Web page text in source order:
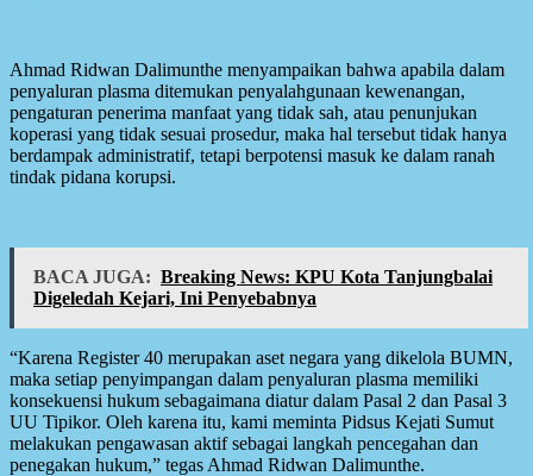
Ahmad Ridwan Dalimunthe menyampaikan bahwa apabila dalam
penyaluran plasma ditemukan penyalahgunaan kewenangan,
pengaturan penerima manfaat yang tidak sah, atau penunjukan
koperasi yang tidak sesuai prosedur, maka hal tersebut tidak hanya
berdampak administratif, tetapi berpotensi masuk ke dalam ranah
tindak pidana korupsi.
BACA JUGA: Breaking News: KPU Kota Tanjungbalai
Digeledah Kejari, Ini Penyebabnya
“Karena Register 40 merupakan aset negara yang dikelola BUMN,
maka setiap penyimpangan dalam penyaluran plasma memiliki
konsekuensi hukum sebagaimana diatur dalam Pasal 2 dan Pasal 3
UU Tipikor. Oleh karena itu, kami meminta Pidsus Kejati Sumut
melakukan pengawasan aktif sebagai langkah pencegahan dan
penegakan hukum,” tegas Ahmad Ridwan Dalimunthe.